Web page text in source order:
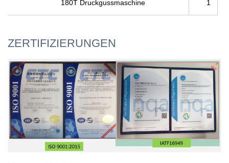
180T Druckgussmaschine 1
ZERTIFIZIERUNGEN